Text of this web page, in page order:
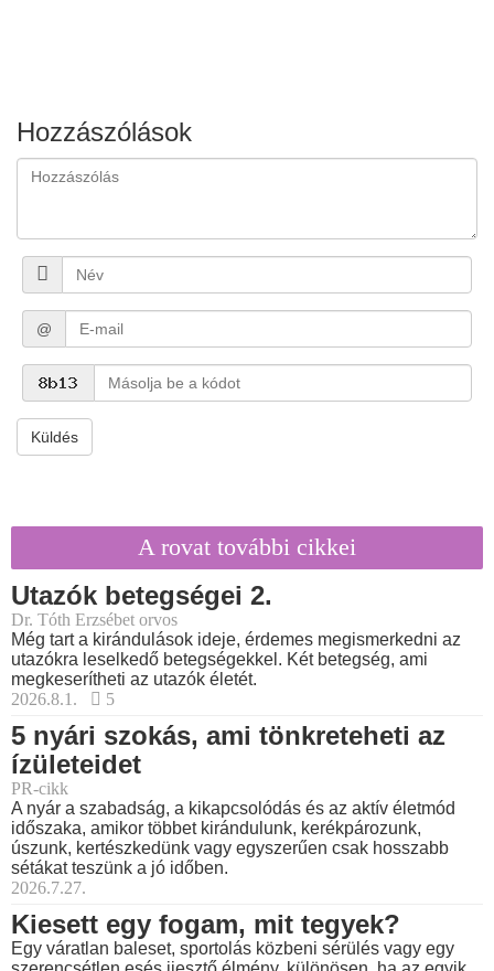
Hozzászólások
@
Küldés
A rovat további cikkei
Utazók betegségei 2.
Dr. Tóth Erzsébet orvos
Még tart a kirándulások ideje, érdemes megismerkedni az
utazókra leselkedő betegségekkel. Két betegség, ami
megkeserítheti az utazók életét.
2026.8.1.
5
5 nyári szokás, ami tönkreteheti az
ízületeidet
PR-cikk
A nyár a szabadság, a kikapcsolódás és az aktív életmód
időszaka, amikor többet kirándulunk, kerékpározunk,
úszunk, kertészkedünk vagy egyszerűen csak hosszabb
sétákat teszünk a jó időben.
2026.7.27.
Kiesett egy fogam, mit tegyek?
Egy váratlan baleset, sportolás közbeni sérülés vagy egy